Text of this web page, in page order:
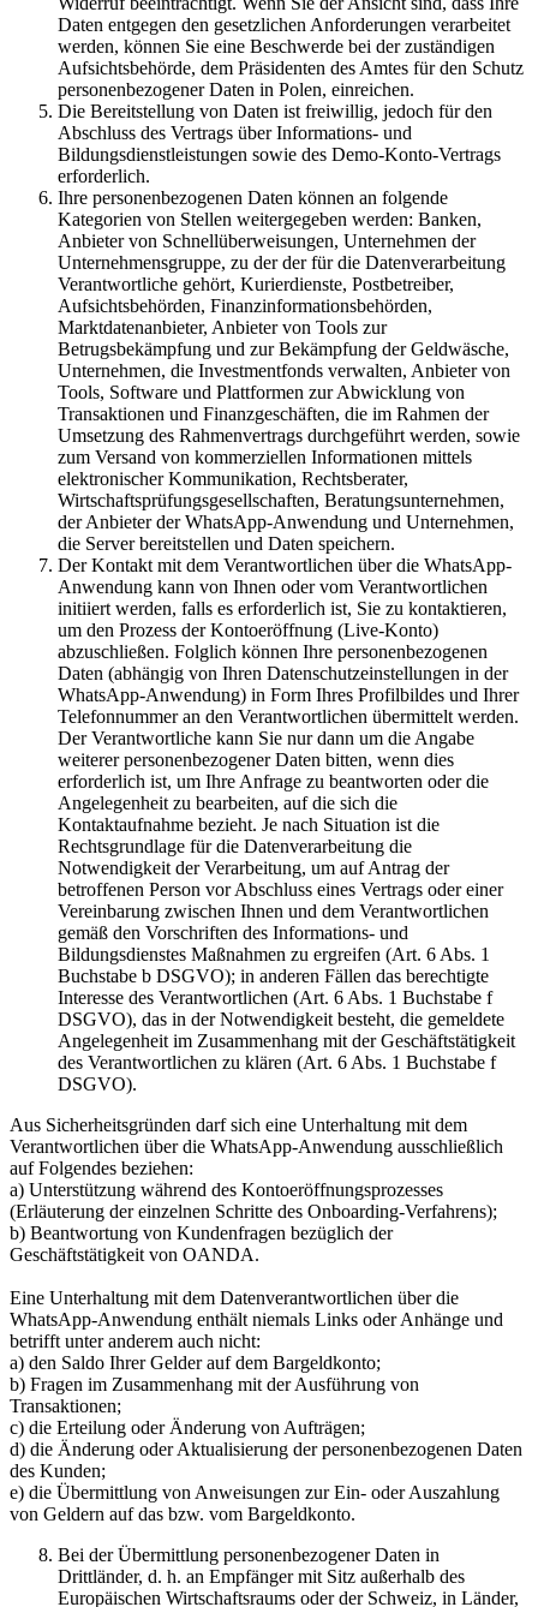
Daten entgegen den gesetzlichen Anforderungen verarbeitet
werden, können Sie eine Beschwerde bei der zuständigen
Aufsichtsbehörde, dem Präsidenten des Amtes für den Schutz
personenbezogener Daten in Polen, einreichen.
Die Bereitstellung von Daten ist freiwillig, jedoch für den
Abschluss des Vertrags über Informations- und
Bildungsdienstleistungen sowie des Demo-Konto-Vertrags
erforderlich.
Ihre personenbezogenen Daten können an folgende
Kategorien von Stellen weitergegeben werden: Banken,
Anbieter von Schnellüberweisungen, Unternehmen der
Unternehmensgruppe, zu der der für die Datenverarbeitung
Verantwortliche gehört, Kurierdienste, Postbetreiber,
Aufsichtsbehörden, Finanzinformationsbehörden,
Marktdatenanbieter, Anbieter von Tools zur
Betrugsbekämpfung und zur Bekämpfung der Geldwäsche,
Unternehmen, die Investmentfonds verwalten, Anbieter von
Tools, Software und Plattformen zur Abwicklung von
Transaktionen und Finanzgeschäften, die im Rahmen der
Umsetzung des Rahmenvertrags durchgeführt werden, sowie
zum Versand von kommerziellen Informationen mittels
elektronischer Kommunikation, Rechtsberater,
Wirtschaftsprüfungsgesellschaften, Beratungsunternehmen,
der Anbieter der WhatsApp-Anwendung und Unternehmen,
die Server bereitstellen und Daten speichern.
Der Kontakt mit dem Verantwortlichen über die WhatsApp-
Anwendung kann von Ihnen oder vom Verantwortlichen
initiiert werden, falls es erforderlich ist, Sie zu kontaktieren,
um den Prozess der Kontoeröffnung (Live-Konto)
abzuschließen. Folglich können Ihre personenbezogenen
Daten (abhängig von Ihren Datenschutzeinstellungen in der
WhatsApp-Anwendung) in Form Ihres Profilbildes und Ihrer
Telefonnummer an den Verantwortlichen übermittelt werden.
Der Verantwortliche kann Sie nur dann um die Angabe
weiterer personenbezogener Daten bitten, wenn dies
erforderlich ist, um Ihre Anfrage zu beantworten oder die
Angelegenheit zu bearbeiten, auf die sich die
Kontaktaufnahme bezieht. Je nach Situation ist die
Rechtsgrundlage für die Datenverarbeitung die
Notwendigkeit der Verarbeitung, um auf Antrag der
betroffenen Person vor Abschluss eines Vertrags oder einer
Vereinbarung zwischen Ihnen und dem Verantwortlichen
gemäß den Vorschriften des Informations- und
Bildungsdienstes Maßnahmen zu ergreifen (Art. 6 Abs. 1
Buchstabe b DSGVO); in anderen Fällen das berechtigte
Interesse des Verantwortlichen (Art. 6 Abs. 1 Buchstabe f
DSGVO), das in der Notwendigkeit besteht, die gemeldete
Angelegenheit im Zusammenhang mit der Geschäftstätigkeit
des Verantwortlichen zu klären (Art. 6 Abs. 1 Buchstabe f
DSGVO).
Aus Sicherheitsgründen darf sich eine Unterhaltung mit dem
Verantwortlichen über die WhatsApp-Anwendung ausschließlich
auf Folgendes beziehen:
a) Unterstützung während des Kontoeröffnungsprozesses
(Erläuterung der einzelnen Schritte des Onboarding-Verfahrens);
b) Beantwortung von Kundenfragen bezüglich der
Geschäftstätigkeit von OANDA.
Eine Unterhaltung mit dem Datenverantwortlichen über die
WhatsApp-Anwendung enthält niemals Links oder Anhänge und
betrifft unter anderem auch nicht:
a) den Saldo Ihrer Gelder auf dem Bargeldkonto;
b) Fragen im Zusammenhang mit der Ausführung von
Transaktionen;
c) die Erteilung oder Änderung von Aufträgen;
d) die Änderung oder Aktualisierung der personenbezogenen Daten
des Kunden;
e) die Übermittlung von Anweisungen zur Ein- oder Auszahlung
von Geldern auf das bzw. vom Bargeldkonto.
Bei der Übermittlung personenbezogener Daten in
Drittländer, d. h. an Empfänger mit Sitz außerhalb des
Europäischen Wirtschaftsraums oder der Schweiz, in Länder,